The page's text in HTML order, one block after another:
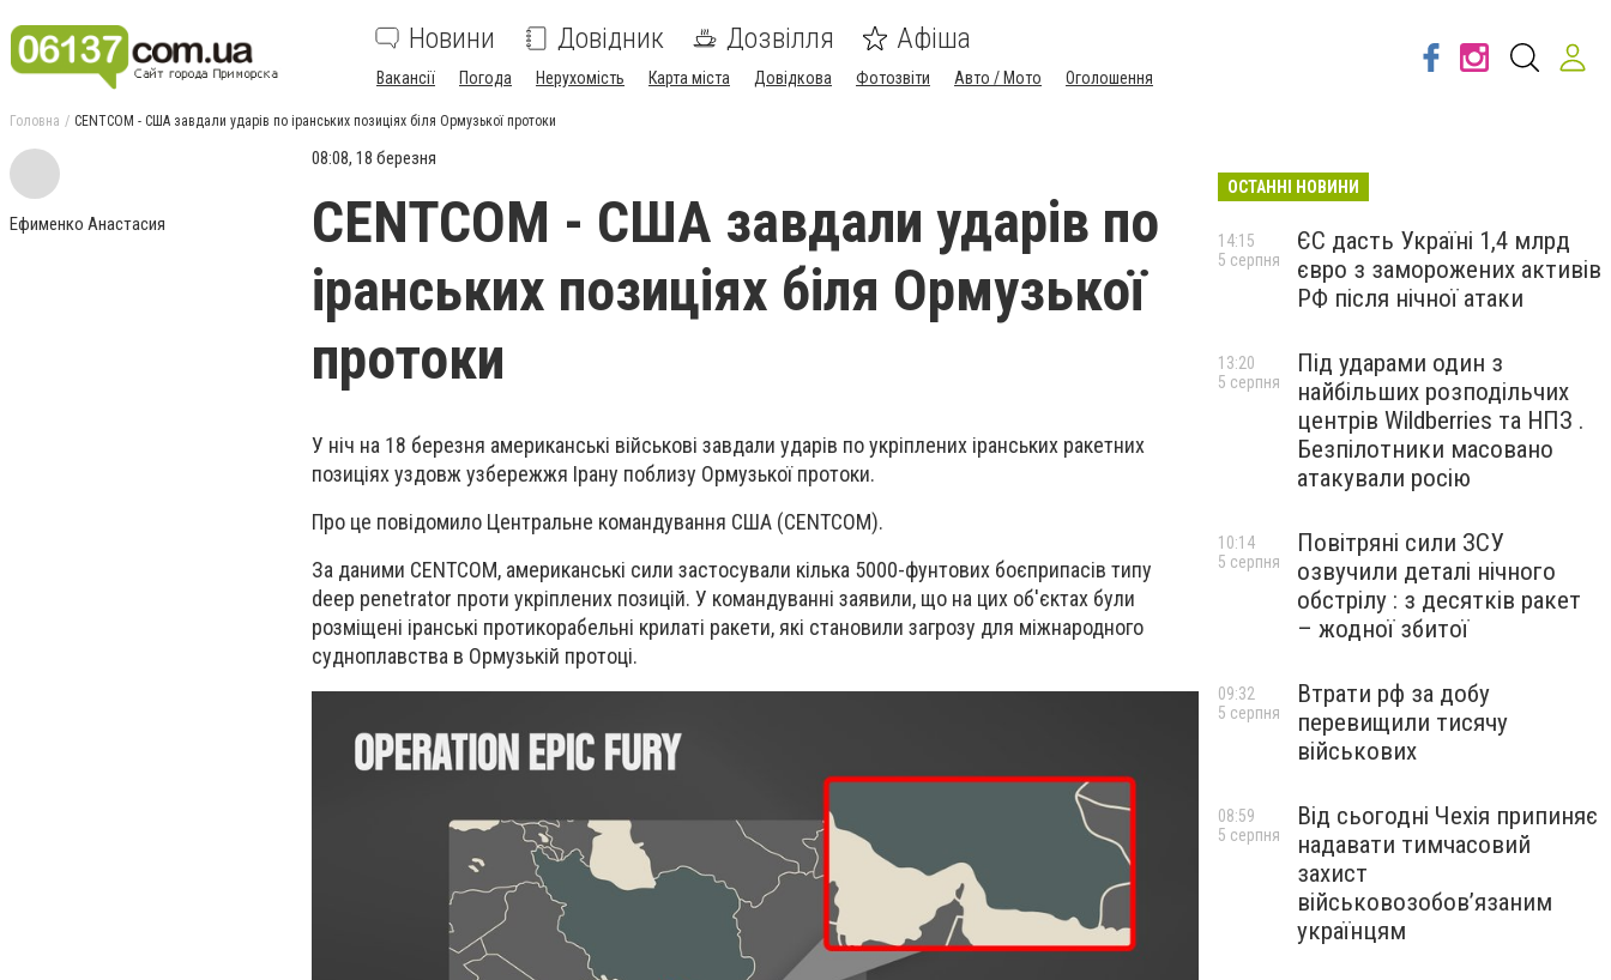
Новини Довідник Дозвілля Афіша
Вакансії Погода Нерухомість Карта міста Довідкова Фотозвіти Авто / Мото Оголошення
Головна CENTCOM - США завдали ударів по іранських позиціях біля Ормузької протоки
Ефименко Анастасия
08:08, 18 березня
CENTCOM - США завдали ударів по
іранських позиціях біля Ормузької
протоки
У ніч на 18 березня американські військові завдали ударів по укріплених іранських ракетних
позиціях уздовж узбережжя Ірану поблизу Ормузької протоки.
Про це повідомило Центральне командування США (CENTCOM).
За даними CENTCOM, американські сили застосували кілька 5000-фунтових боєприпасів типу
deep penetrator проти укріплених позицій. У командуванні заявили, що на цих об'єктах були
розміщені іранські протикорабельні крилаті ракети, які становили загрозу для міжнародного
судноплавства в Ормузькій протоці.
ОСТАННІ НОВИНИ
ЄС дасть Україні 1,4 млрд
євро з заморожених активів
РФ після нічної атаки
14:15
5 серпня
Під ударами один з
найбільших розподільчих
центрів Wildberries та НПЗ .
Безпілотники масовано
атакували росію
13:20
5 серпня
Повітряні сили ЗСУ
озвучили деталі нічного
обстрілу : з десятків ракет
– жодної збитої
10:14
5 серпня
Втрати рф за добу
перевищили тисячу
військових
09:32
5 серпня
Від сьогодні Чехія припиняє
надавати тимчасовий
захист
військовозобов’язаним
українцям
08:59
5 серпня